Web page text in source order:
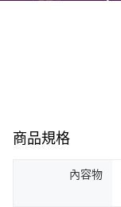
商品規格
內容物